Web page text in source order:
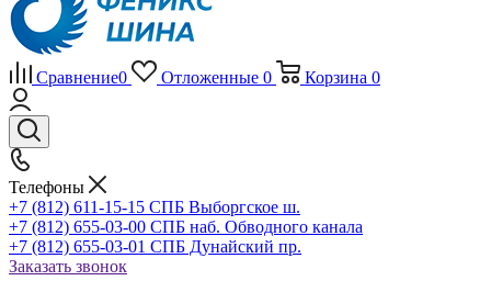
Сравнение0 Отложенные 0 Корзина 0
Телефоны
+7 (812) 611-15-15 СПБ Выборгское ш.
+7 (812) 655-03-00 СПБ наб. Обводного канала
+7 (812) 655-03-01 СПБ Дунайский пр.
Заказать звонок